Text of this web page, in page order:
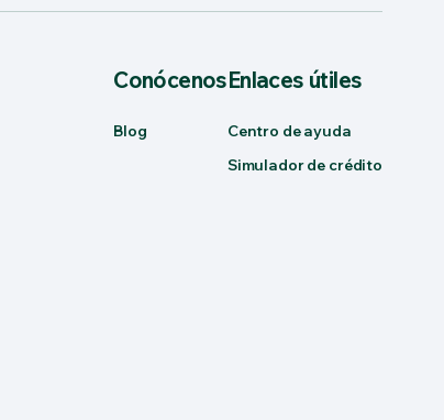
Conócenos
Blog
Enlaces útiles
Centro de ayuda
Simulador de crédito